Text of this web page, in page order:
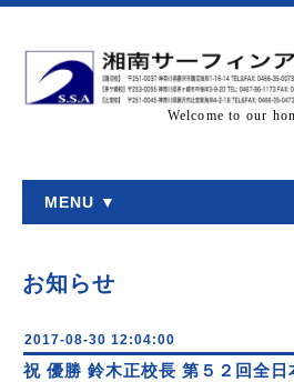
Welcome to our
MENU ▼
お知らせ
2017-08-30 12:04:00
祝 優勝 鈴木正校長 第５２回全